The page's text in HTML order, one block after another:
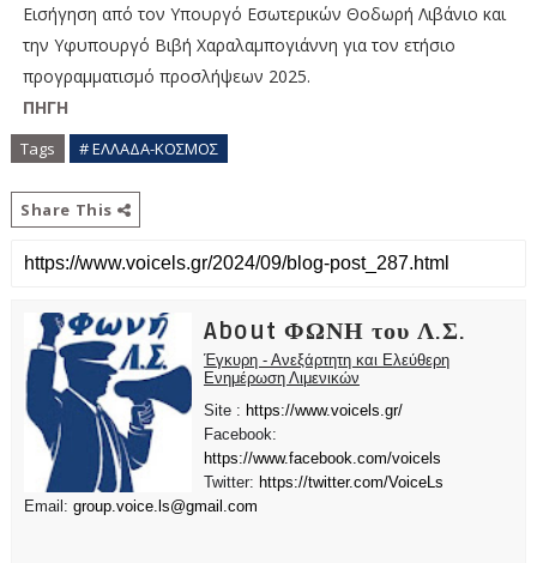
Εισήγηση από τον Υπουργό Εσωτερικών Θοδωρή Λιβάνιο και
την Υφυπουργό Βιβή Χαραλαμπογιάννη για τον ετήσιο
προγραμματισμό προσλήψεων 2025.
ΠΗΓΗ
Tags # ΕΛΛΑΔΑ-ΚΟΣΜΟΣ
Share This
About ΦΩΝΗ του Λ.Σ.
Έγκυρη - Ανεξάρτητη και Ελεύθερη
Ενημέρωση Λιμενικών
Site : https://www.voicels.gr/
Facebook:
https://www.facebook.com/voicels
Twitter: https://twitter.com/VoiceLs
Email: group.voice.ls@gmail.com